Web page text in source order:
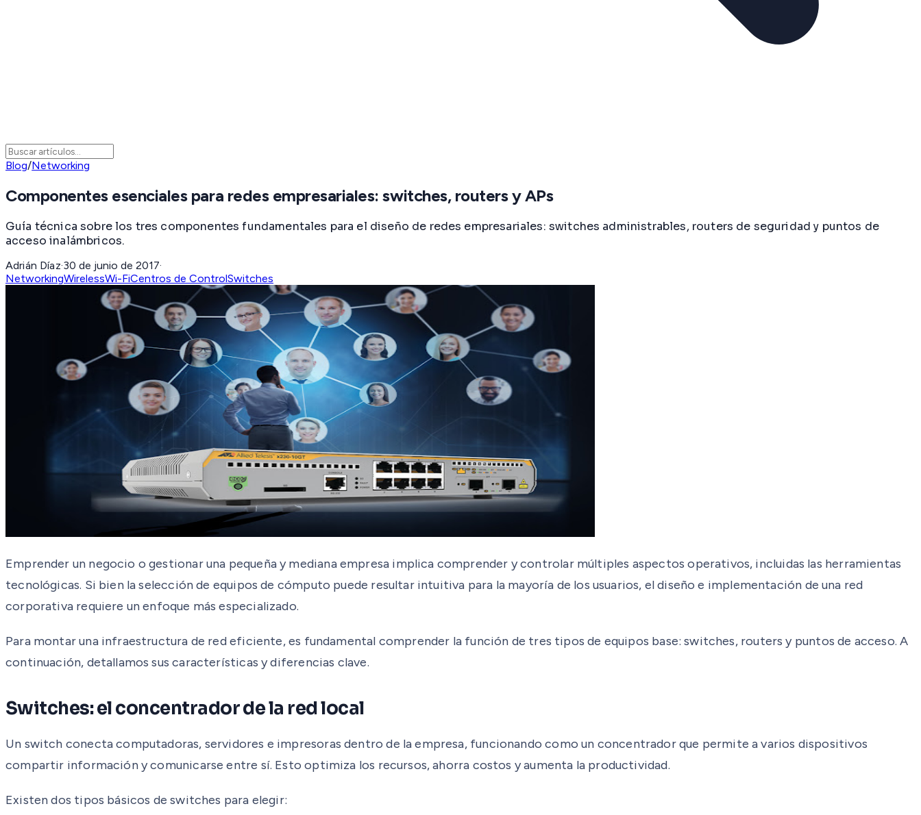
Blog/Networking
Componentes esenciales para redes empresariales: switches, routers y APs
Guía técnica sobre los tres componentes fundamentales para el diseño de redes empresariales: switches administrables, routers de seguridad y puntos de
acceso inalámbricos.
Adrián Díaz·30 de junio de 2017·
NetworkingWirelessWi-FiCentros de ControlSwitches
Emprender un negocio o gestionar una pequeña y mediana empresa implica comprender y controlar múltiples aspectos operativos, incluidas las herramientas
tecnológicas. Si bien la selección de equipos de cómputo puede resultar intuitiva para la mayoría de los usuarios, el diseño e implementación de una red
corporativa requiere un enfoque más especializado.
Para montar una infraestructura de red eficiente, es fundamental comprender la función de tres tipos de equipos base: switches, routers y puntos de acceso. A
continuación, detallamos sus características y diferencias clave.
Switches: el concentrador de la red local
Un switch conecta computadoras, servidores e impresoras dentro de la empresa, funcionando como un concentrador que permite a varios dispositivos
compartir información y comunicarse entre sí. Esto optimiza los recursos, ahorra costos y aumenta la productividad.
Existen dos tipos básicos de switches para elegir: